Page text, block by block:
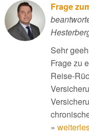
Frage
Sehr
Frage zu
Reise-
»